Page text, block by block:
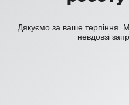
Дякуємо за ваше терпіння.
невдовзі